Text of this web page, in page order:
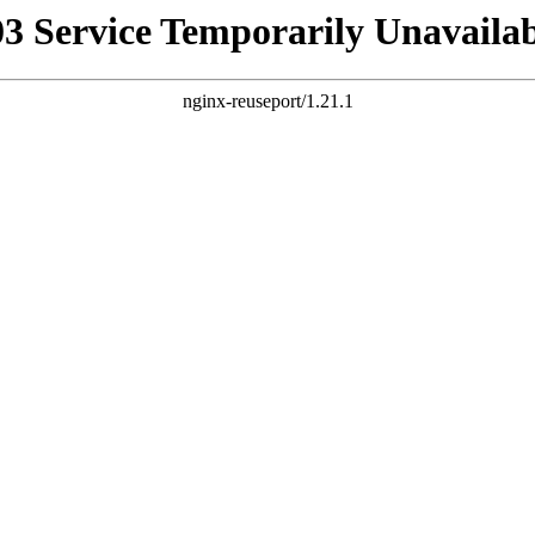
Service Temporarily
nginx-reuseport/1.21.1